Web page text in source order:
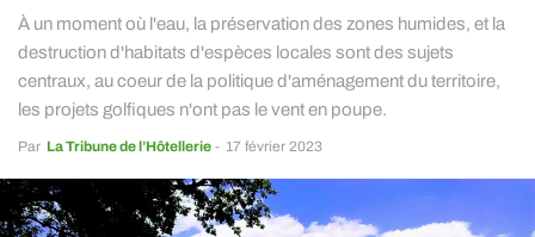
À un moment où l'eau, la préservation des zones humides, et la
destruction d'habitats d'espèces locales sont des sujets
centraux, au coeur de la politique d'aménagement du territoire,
les projets golfiques n'ont pas le vent en poupe.
Par La Tribune de l’Hôtellerie - 17 février 2023